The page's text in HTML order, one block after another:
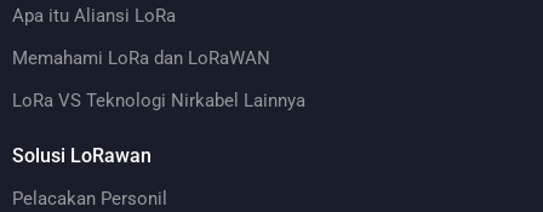
Apa itu Aliansi LoRa
Memahami LoRa dan LoRaWAN
LoRa VS Teknologi Nirkabel Lainnya
Solusi LoRawan
Pelacakan Personil